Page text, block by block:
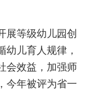
等级幼儿园创
幼儿育人规律，
会效益，加强师
今年被评为省一